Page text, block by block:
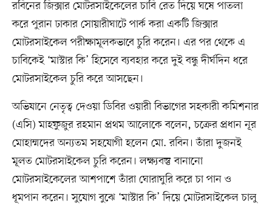
রবিনের জিক্সার মোটরসাইকেলের চাবি রেত দিয়ে ঘষে পাতলা
করে পুরান ঢাকার সোয়ারীঘাটে পার্ক করা একটি জিক্সার
মোটরসাইকেল পরীক্ষামূলকভাবে চুরি করেন। এর পর থেকে এ
চাবিকেই ‘মাস্টার কি’ হিসেবে ব্যবহার করে দুই বন্ধু দীর্ঘদিন ধরে
মোটরসাইকেল চুরি করে আসছেন।
অভিযানে নেতৃত্ব দেওয়া ডিবির ওয়ারী বিভাগের সহকারী কমিশনার
(এসি) মাহফুজুর রহমান প্রথম আলোকে বলেন, চক্রের প্রধান নূর
মোহাম্মদের অন্যতম সহযোগী হলেন মো. রবিন। তাঁরা দুজনই
মূলত মোটরসাইকেল চুরি করেন। লক্ষ্যবস্তু বানানো
মোটরসাইকেলের আশপাশে তাঁরা ঘোরাঘুরি করে চা পান ও
ধূমপান করেন। সুযোগ বুঝে ‘মাস্টার কি’ দিয়ে মোটরসাইকেল চালু